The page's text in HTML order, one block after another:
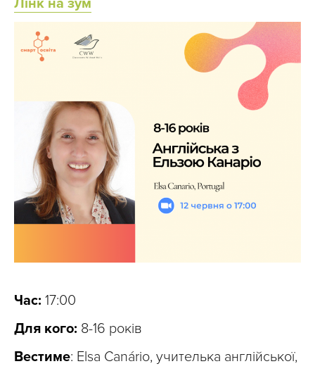
Лінк на зум
Час: 17:00
Для кого: 8-16 років
Вестиме: Elsa Canário, учителька англійської,